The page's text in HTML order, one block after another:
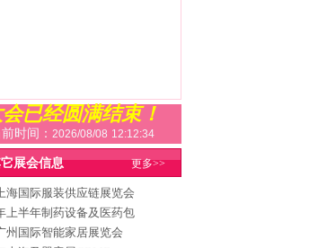
已经圆满结束！
时间： 2026/08/08 12:12:35
展会信息 更多>>
海国际服装供应链展览会
上半年制药设备及医药包
州国际智能家居展览会